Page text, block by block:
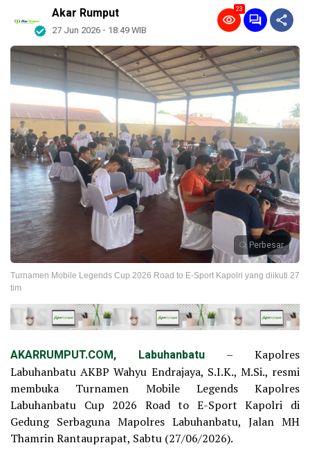
Akar Rumput
27 Jun 2026 - 18:49 WIB
23
Perbesar
Turnamen Mobile Legends Cup 2026 Road to E-Sport Kapolri yang diikuti 27
tim
AKARRUMPUT.COM, Labuhanbatu – Kapolres
Labuhanbatu AKBP Wahyu Endrajaya, S.I.K., M.Si., resmi
membuka Turnamen Mobile Legends Kapolres
Labuhanbatu Cup 2026 Road to E-Sport Kapolri di
Gedung Serbaguna Mapolres Labuhanbatu, Jalan MH
Thamrin Rantauprapat, Sabtu (27/06/2026).